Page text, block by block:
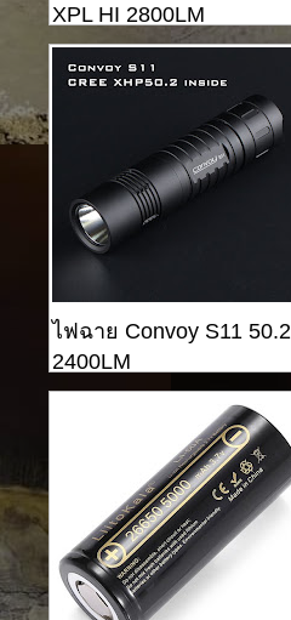
XPL HI 2800LM
ไฟฉาย Convoy S11 50.2
2400LM